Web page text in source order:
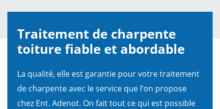
Traitement de charpente
toiture fiable et abordable
La qualité, elle est garantie pour votre traitement
de charpente avec le service que l’on propose
chez Ent. Adenot. On fait tout ce qui est possible